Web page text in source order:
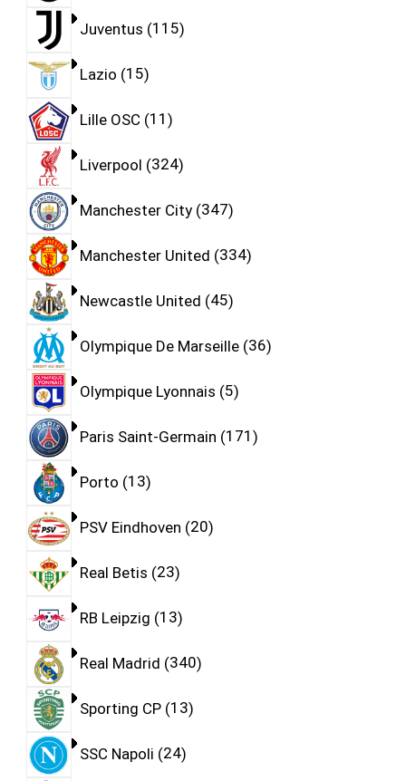
Juventus 115
Lazio 15
Lille OSC 11
Liverpool 324
Manchester City 347
Manchester United 334
Newcastle United 45
Olympique De Marseille 36
Olympique Lyonnais 5
Paris Saint-Germain 171
Porto 13
PSV Eindhoven 20
Real Betis 23
RB Leipzig 13
Real Madrid 340
Sporting CP 13
SSC Napoli 24